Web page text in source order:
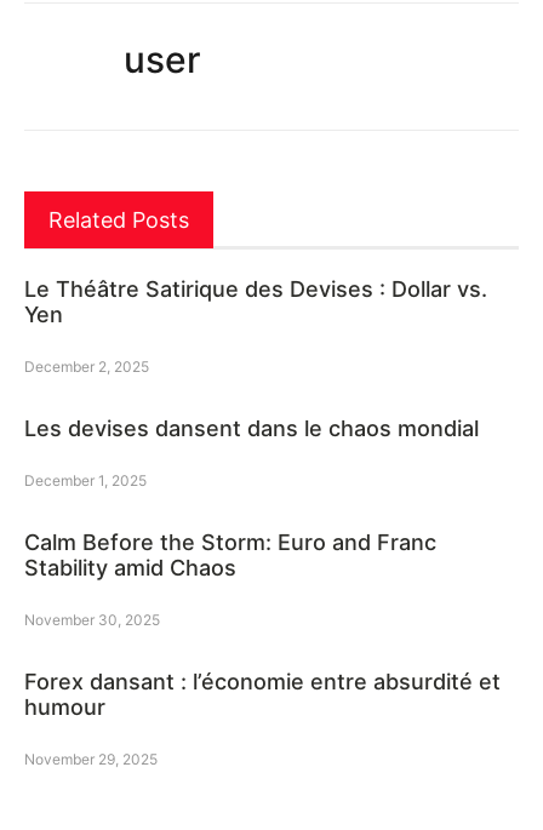
user
Related Posts
Le Théâtre Satirique des Devises : Dollar vs.
Yen
December 2, 2025
Les devises dansent dans le chaos mondial
December 1, 2025
Calm Before the Storm: Euro and Franc
Stability amid Chaos
November 30, 2025
Forex dansant : l’économie entre absurdité et
humour
November 29, 2025